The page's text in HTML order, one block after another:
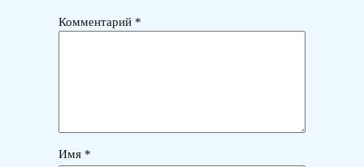
Комментарий *
Имя *